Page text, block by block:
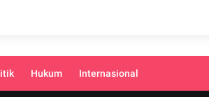
Hukum Internasional